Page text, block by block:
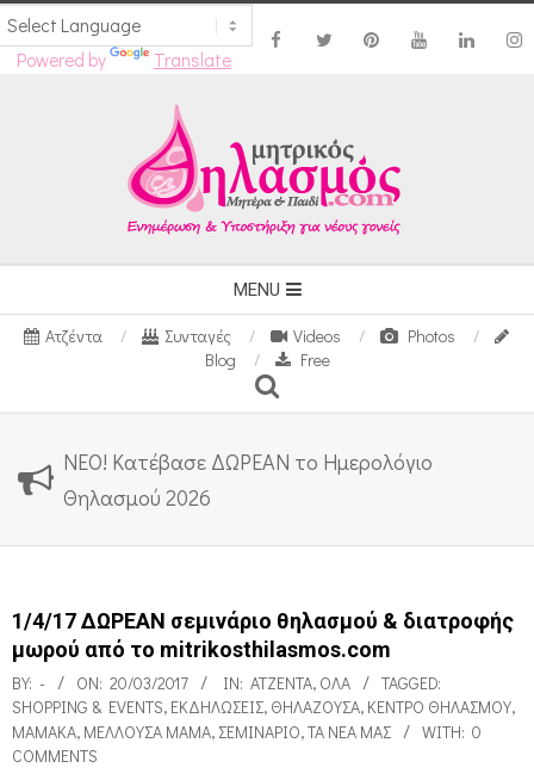
Powered by Translate
Navigation
Menu
MENU
Ατζέντα Συνταγές Videos
Photos
Blog
Free
Search
ΝΕΟ! Κατέβασε ΔΩΡΕΑΝ το Ημερολόγιο
Θηλασμού 2026
1/4/17 ΔΩΡΕΑΝ σεμινάριο θηλασμού & διατροφής
μωρού από το mitrikosthilasmos.com
BY: - ON: 20/03/2017 IN: ΑΤΖΈΝΤΑ, ΌΛΑ
TAGGED:
SHOPPING & EVENTS, ΕΚΔΗΛΏΣΕΙΣ, ΘΗΛΆΖΟΥΣΑ, ΚΈΝΤΡΟ ΘΗΛΑΣΜΟΎ,
ΜΑΜΆΚΑ, ΜΈΛΛΟΥΣΑ ΜΑΜΆ, ΣΕΜΙΝΆΡΙΟ,ΤΑ ΝΈΑ ΜΑΣ WITH: 0
COMMENTS